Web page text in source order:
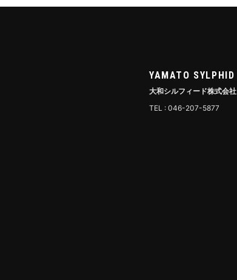
YAMATO SYLPHID
大和シルフィード株式会社
TEL : 046-207-5877